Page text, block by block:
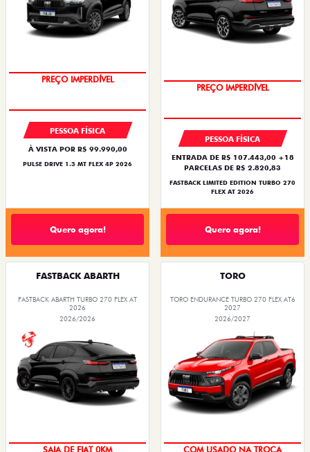
OPORTUNIDADE
PESSOA FÍSICA
À VISTA POR R$ 99.990,00
PULSE DRIVE 1.3 MT FLEX 4P 2026
Quero agora!
COM USADO NA TROCA
PESSOA FÍSICA
ENTRADA DE R$ 107.443,00 +18
PARCELAS DE R$ 2.820,83
FASTBACK LIMITED EDITION TURBO 270
FLEX AT 2026
Quero agora!
FASTBACK ABARTH
FASTBACK ABARTH TURBO 270 FLEX AT
2026
2026/2026
TORO
TORO ENDURANCE TURBO 270 FLEX AT6
2027
2026/2027
OPORTUNIDADE